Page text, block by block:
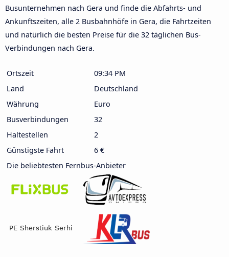
Busunternehmen nach Gera und finde die Abfahrts- und
Ankunftszeiten, alle 2 Busbahnhöfe in Gera, die Fahrtzeiten
und natürlich die besten Preise für die 32 täglichen Bus-
Verbindungen nach Gera.
Ortszeit
09:34 PM
Land
Deutschland
Währung
Euro
Busverbindungen
32
Haltestellen
2
Günstigste Fahrt
6 €
Die beliebtesten Fernbus-Anbieter